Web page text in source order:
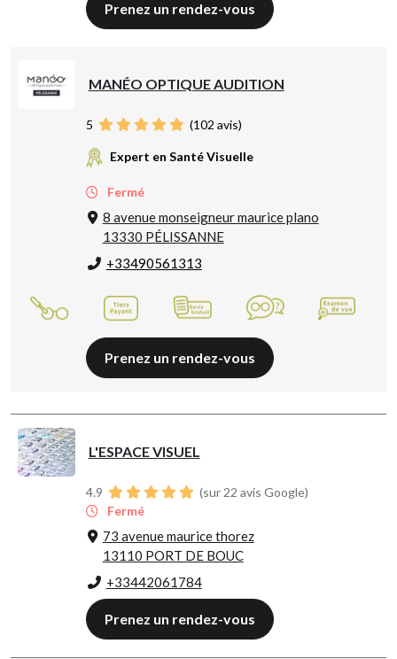
Prenez un rendez-vous
MANÉO OPTIQUE AUDITION
5 (102 avis)
Expert en Santé Visuelle
Fermé
8 avenue monseigneur maurice plano
13330 PÉLISSANNE
+33490561313
Prenez un rendez-vous
L'ESPACE VISUEL
4.9
(sur 22 avis Google)
Fermé
73 avenue maurice thorez
13110 PORT DE BOUC
+33442061784
Prenez un rendez-vous